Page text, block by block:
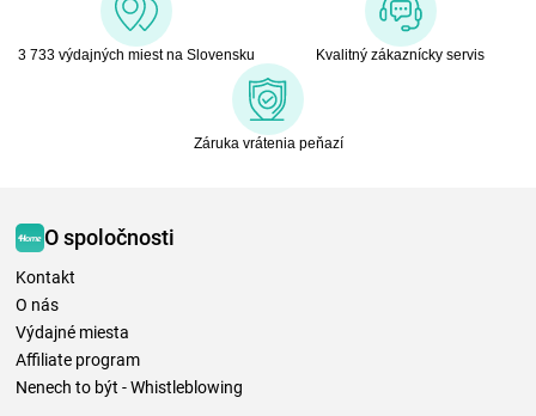
3 733 výdajných miest na Slovensku Kvalitný zákaznícky servis
Záruka vrátenia peňazí
O spoločnosti
Kontakt
O nás
Výdajné miesta
Affiliate program
Nenech to být - Whistleblowing